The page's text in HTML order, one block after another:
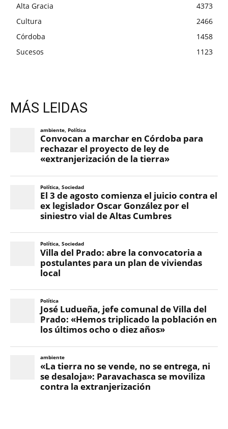
Alta Gracia
4373
Cultura
2466
Córdoba
1458
Sucesos
1123
MÁS LEIDAS